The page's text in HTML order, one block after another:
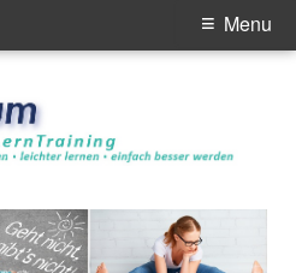
Menu